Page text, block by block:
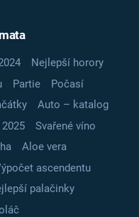
Nejlepší horory
Partie
Počasí
Auto – katalog
Svařené víno
Aloe vera
ascendentu
palačinky